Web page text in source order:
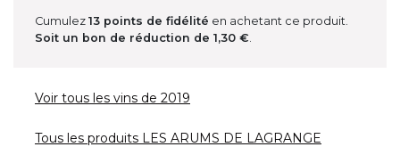
Cumulez 13 points de fidélité en achetant ce produit.
Soit un bon de réduction de 1,30 €
Voir tous les vins de 2019
Tous les produits LES ARUMS DE LAGRANGE